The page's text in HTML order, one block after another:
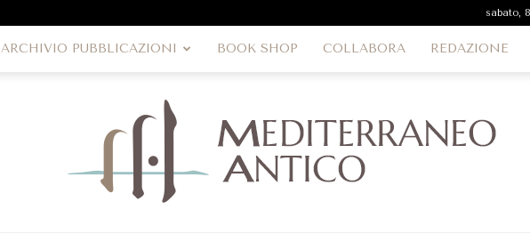
sabato,
ARCHIVIO PUBBLICAZIONI BOOK SHOP COLLABORA REDAZIONE